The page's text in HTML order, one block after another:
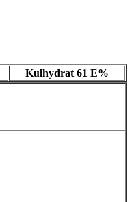
Kulhydrat 61 E%